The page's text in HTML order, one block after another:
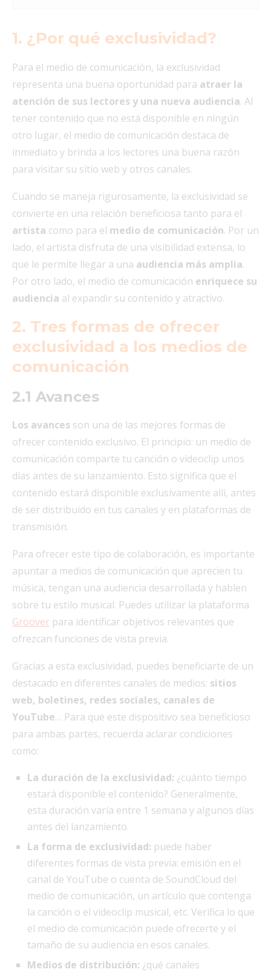
1. ¿Por qué exclusividad?
Para el medio de comunicación, la exclusividad
representa una buena oportunidad para atraer la
atención de sus lectores y una nueva audiencia. Al
tener contenido que no está disponible en ningún
otro lugar, el medio de comunicación destaca de
inmediato y brinda a los lectores una buena razón
para visitar su sitio web y otros canales.
Cuando se maneja rigurosamente, la exclusividad se
convierte en una relación beneficiosa tanto para el
artista como para el medio de comunicación. Por un
lado, el artista disfruta de una visibilidad extensa, lo
que le permite llegar a una audiencia más amplia.
Por otro lado, el medio de comunicación enriquece su
audiencia al expandir su contenido y atractivo.
2. Tres formas de ofrecer
exclusividad a los medios de
comunicación
2.1 Avances
Los avances son una de las mejores formas de
ofrecer contenido exclusivo. El principio: un medio de
comunicación comparte tu canción o videoclip unos
días antes de su lanzamiento. Esto significa que el
contenido estará disponible exclusivamente allí, antes
de ser distribuido en tus canales y en plataformas de
transmisión.
Para ofrecer este tipo de colaboración, es importante
apuntar a medios de comunicación que aprecien tu
música, tengan una audiencia desarrollada y hablen
sobre tu estilo musical. Puedes utilizar la plataforma
Groover para identificar objetivos relevantes que
ofrezcan funciones de vista previa.
Gracias a esta exclusividad, puedes beneficiarte de un
destacado en diferentes canales de medios: sitios
web, boletines, redes sociales, canales de
YouTube… Para que este dispositivo sea beneficioso
para ambas partes, recuerda aclarar condiciones
como:
La duración de la exclusividad: ¿cuánto tiempo
estará disponible el contenido? Generalmente,
esta duración varía entre 1 semana y algunos días
antes del lanzamiento.
La forma de exclusividad: puede haber
diferentes formas de vista previa: emisión en el
canal de YouTube o cuenta de SoundCloud del
medio de comunicación, un artículo que contenga
la canción o el videoclip musical, etc. Verifica lo que
el medio de comunicación puede ofrecerte y el
tamaño de su audiencia en esos canales.
Medios de distribución: ¿qué canales